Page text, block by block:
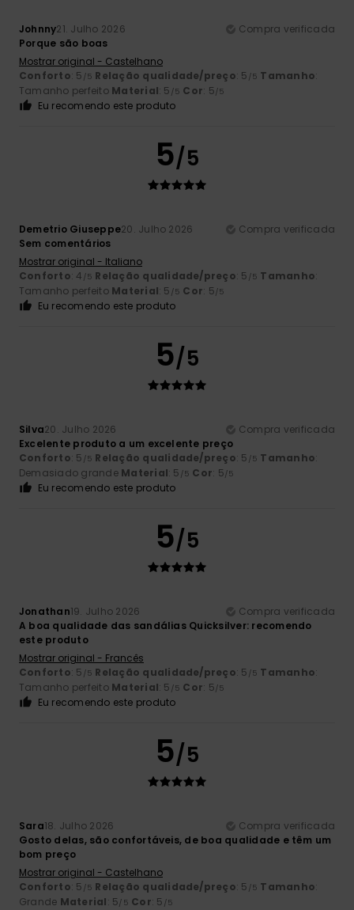
Johnny21. Julho 2026
Compra verificada
Porque são boas
Mostrar original - Castelhano
Conforto: 5 /5 Relação qualidade/preço: 5 /5 Tamanho:
Tamanho perfeito Material: 5 /5 Cor: 5/5
Eu recomendo este produto
5/5
Demetrio Giuseppe20. Julho 2026
Compra verificada
Sem comentários
Mostrar original - Italiano
Conforto: 4 /5 Relação qualidade/preço: 5 /5 Tamanho:
Tamanho perfeito Material: 5 /5 Cor: 5/5
Eu recomendo este produto
5/5
Silva20. Julho 2026
Compra verificada
Excelente produto a um excelente preço
Conforto: 5 /5 Relação qualidade/preço: 5 /5 Tamanho:
Demasiado grande Material: 5 /5 Cor: 5/5
Eu recomendo este produto
5/5
Jonathan19. Julho 2026
Compra verificada
A boa qualidade das sandálias Quicksilver: recomendo
este produto
Mostrar original - Francês
Conforto: 5 /5 Relação qualidade/preço: 5 /5 Tamanho:
Tamanho perfeito Material: 5 /5 Cor: 5/5
Eu recomendo este produto
5/5
Sara18. Julho 2026
Compra verificada
Gosto delas, são confortáveis, de boa qualidade e têm um
bom preço
Mostrar original - Castelhano
Conforto: 5 /5 Relação qualidade/preço: 5 /5 Tamanho:
Grande Material: 5/5 Cor: 5 /5